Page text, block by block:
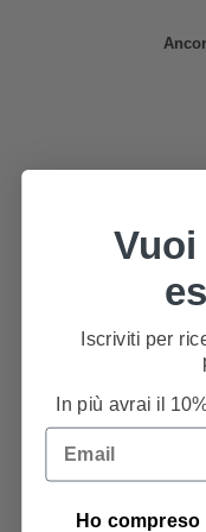
PRODOTTI
Iscriviti per
In più avrai il
Email
Privacy Policy
Ho